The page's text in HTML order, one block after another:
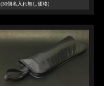
(30個名入れ無し価格)